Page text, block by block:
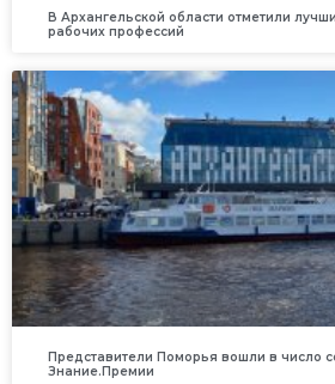
В Архангельской области отметили
рабочих профессий
Представители Поморья вошли в число
Знание.Премии